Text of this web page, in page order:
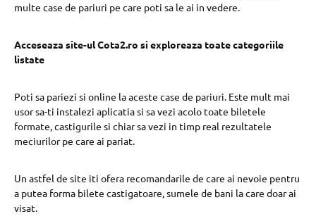
multe case de pariuri pe care poti sa le ai in vedere.
Acceseaza site-ul Cota2.ro si exploreaza toate categoriile
listate
Poti sa pariezi si online la aceste case de pariuri. Este mult mai
usor sa-ti instalezi aplicatia si sa vezi acolo toate biletele
formate, castigurile si chiar sa vezi in timp real rezultatele
meciurilor pe care ai pariat.
Un astfel de site iti ofera recomandarile de care ai nevoie pentru
a putea forma bilete castigatoare, sumele de bani la care doar ai
visat.